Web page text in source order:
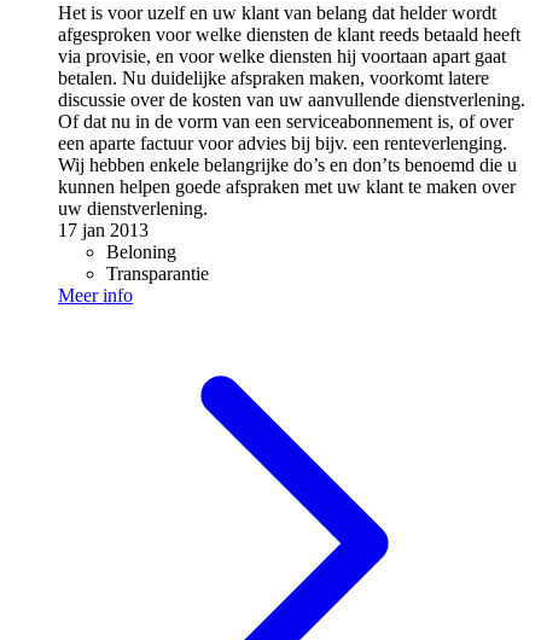
Het is voor uzelf en uw klant van belang dat helder wordt
afgesproken voor welke diensten de klant reeds betaald heeft
via provisie, en voor welke diensten hij voortaan apart gaat
betalen. Nu duidelijke afspraken maken, voorkomt latere
discussie over de kosten van uw aanvullende dienstverlening.
Of dat nu in de vorm van een serviceabonnement is, of over
een aparte factuur voor advies bij bijv. een renteverlenging.
Wij hebben enkele belangrijke do’s en don’ts benoemd die u
kunnen helpen goede afspraken met uw klant te maken over
uw dienstverlening.
17 jan 2013
Beloning
Transparantie
Meer info